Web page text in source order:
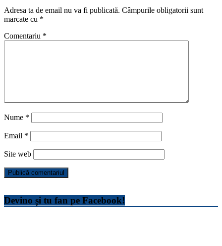
Adresa ta de email nu va fi publicată. Câmpurile obligatorii sunt
marcate cu *
Comentariu *
Nume *
Email *
Site web
Devino și tu fan pe Facebook!